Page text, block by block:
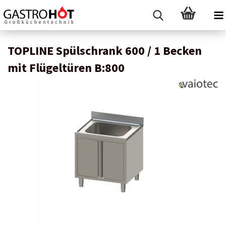
TOPLINE Spülschrank 600 / 1 Becken
mit Flügeltüren B:800